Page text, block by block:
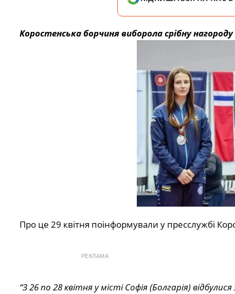
Коростенська борчиня виборола срібну
Про це 29 квітня поінформували у пресслужбі
РЕКЛАМА
“З 26 по 28 квітня у місті Софія (Болгарія)